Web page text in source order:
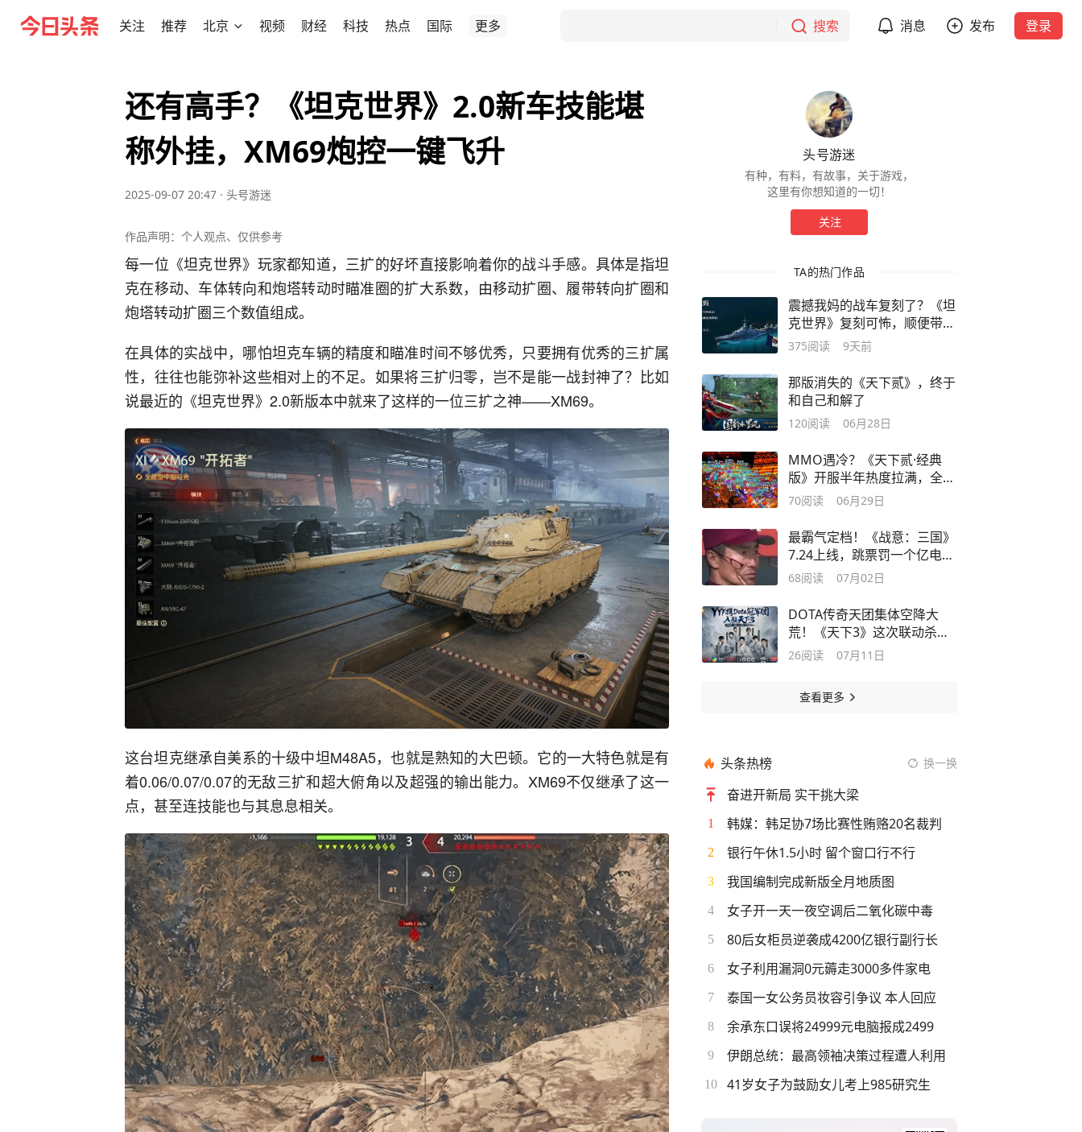
关注 推荐 北京 视频 财经 科技 热点 国际 更多 搜索 消息 发布 登录
还有高手？《坦克世界》2.0新车技能堪
称外挂，XM69炮控一键飞升
2025-09-07 20:47 · 头号游迷
作品声明：个人观点、仅供参考
每一位《坦克世界》玩家都知道，三扩的好坏直接影响着你的战斗手感。具体是指坦
克在移动、车体转向和炮塔转动时瞄准圈的扩大系数，由移动扩圈、履带转向扩圈和
炮塔转动扩圈三个数值组成。
在具体的实战中，哪怕坦克车辆的精度和瞄准时间不够优秀，只要拥有优秀的三扩属
性，往往也能弥补这些相对上的不足。如果将三扩归零，岂不是能一战封神了？比如
说最近的《坦克世界》2.0新版本中就来了这样的一位三扩之神——XM69。
这台坦克继承自美系的十级中坦M48A5，也就是熟知的大巴顿。它的一大特色就是有
着0.06/0.07/0.07的无敌三扩和超大俯角以及超强的输出能力。XM69不仅继承了这一
点，甚至连技能也与其息息相关。
头号游迷
有种，有料，有故事，关于游戏，
这里有你想知道的一切！
关注
TA的热门作品
震撼我妈的战车复刻了？《坦
克世界》复刻可怖，顺便带来
神威勇武
375阅读 9天前
那版消失的《天下贰》，终于
和自己和解了
120阅读 06月28日
MMO遇冷？《天下贰·经典
版》开服半年热度拉满，全员
补贴时代降临
70阅读 06月29日
最霸气定档！《战意：三国》
7.24上线，跳票罚一个亿电影
票！
68阅读 07月02日
DOTA传奇天团集体空降大
荒！《天下3》这次联动杀疯
了
26阅读 07月11日
查看更多
头条热榜 换一换
奋进开新局 实干挑大梁
1 韩媒：韩足协7场比赛性贿赂20名裁判
2 银行午休1.5小时 留个窗口行不行
3 我国编制完成新版全月地质图
4 女子开一天一夜空调后二氧化碳中毒
5 80后女柜员逆袭成4200亿银行副行长
6 女子利用漏洞0元薅走3000多件家电
7 泰国一女公务员妆容引争议 本人回应
8 余承东口误将24999元电脑报成2499
9 伊朗总统：最高领袖决策过程遭人利用
10 41岁女子为鼓励女儿考上985研究生